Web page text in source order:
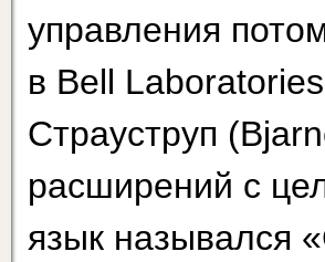
управления
в Bell
Страуструп
расширений с
язык назывался